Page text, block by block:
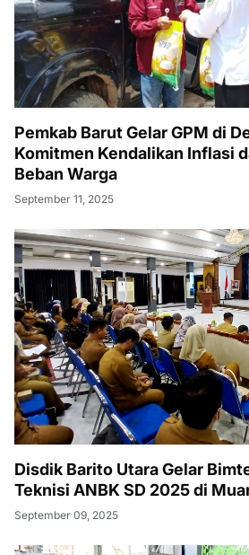
Pemkab Barut Gelar GPM di
Komitmen Kendalikan Inflasi
Beban Warga
September 11, 2025
Disdik Barito Utara Gelar
Teknisi ANBK SD 2025 di
September 09, 2025